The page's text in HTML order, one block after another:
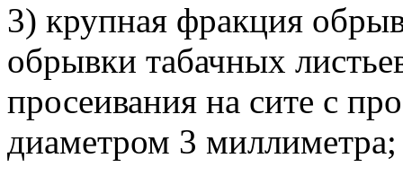
3) крупная фракция
обрывки табачных
просеивания на сите с
диаметром 3 миллиметра;